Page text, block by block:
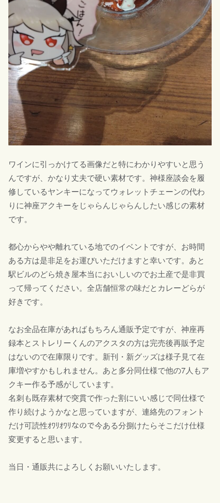
ワインに引っかけてる画像だと特にわかりやすいと思う
んですが、かなり丈夫で硬い素材です。神様座談会を履
修しているヤンキーになってウォレットチェーンの代わ
りに神座アクキーをじゃらんじゃらんしたい感じの素材
です。
都心からやや離れている地でのイベントですが、お時間
ある方は是非足をお運びいただけますと幸いです。あと
駅ビルのどら焼き屋本当においしいのでお土産で是非買
って帰ってください。全店舗恒常の味だとカレーどらが
好きです。
なお全品在庫があればもちろん通販予定ですが、神座再
録本とストレリーくんのアクスタの方は完売後再販予定
はないので在庫限りです。新刊・新グッズは様子見て在
庫増やすかもしれません。あと多分同仕様で他の7人もア
クキー作る予感がしています。
名刺も既存素材で突貫で作った割にいい感じで同仕様で
作り続けようかなと思っていますが、連絡先のフォント
だけ可読性ｵﾜﾘｵﾜﾘなので今ある分捌けたらそこだけ仕様
変更すると思います。
当日・通販共によろしくお願いいたします。